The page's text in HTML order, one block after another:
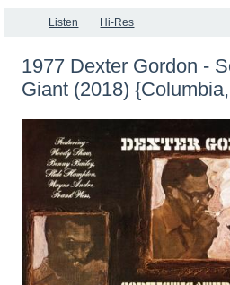
Listen Hi-Res
1977 Dexter Gordon -
Giant (2018)